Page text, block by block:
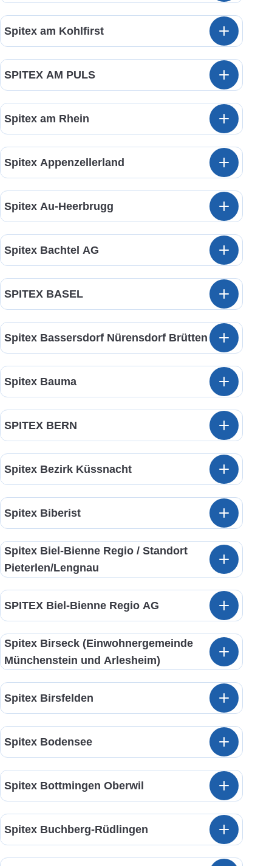
Spitex am Kohlfirst
SPITEX AM PULS
Spitex am Rhein
Spitex Appenzellerland
Spitex Au-Heerbrugg
Spitex Bachtel AG
SPITEX BASEL
Spitex Bassersdorf Nürensdorf Brütten
Spitex Bauma
SPITEX BERN
Spitex Bezirk Küssnacht
Spitex Biberist
Spitex Biel-Bienne Regio / Standort
Pieterlen/Lengnau
SPITEX Biel-Bienne Regio AG
Spitex Birseck (Einwohnergemeinde
Münchenstein und Arlesheim)
Spitex Birsfelden
Spitex Bodensee
Spitex Bottmingen Oberwil
Spitex Buchberg-Rüdlingen